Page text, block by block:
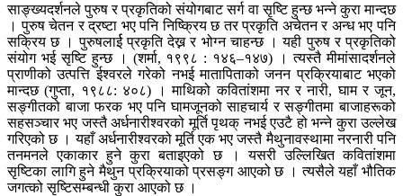
साङ्ख्यदर्शनले पुरुष र प्रकृतिको संयोगबाट सर्ग वा सृष्टि हुन्छ भन्ने कुरा मान्दछ
। पुरुष चेतन र द्रष्टा भए पनि निष्क्रिय छ तर प्रकृति अचेतन र अन्ध भए पनि
सक्रिय छ । पुरुषलार्ई प्रकृति देख्न र भोग्न चाहन्छ । यही पुरुष र प्रकृतिको
संयोग भई सृष्टि हुन्छ । (शर्मा, १९९८ : १४६–१४७) । त्यस्तै मीमांसादर्शनले
प्राणीको उत्पत्ति ईश्वरले गरेको नभई मातापिताको जनन प्रक्रियाबाट भएको
मान्दछ (गुप्ता, १९८८: ४०८) । माथिको कवितांशमा नर र नारी, घाम र जून,
सङ्गीतको बाजा फरक भए पनि घामजूनको साहचार्य र सङ्गीतमा बाजाहरूको
सहसञ्चार भए जस्तै अर्धनारीश्वरको मूर्ति पृथक् नभई एउटै हो भन्ने कुरा उल्लेख
गरिएको छ । यहाँ अर्धनारीश्वरको मूर्ति एक भए जस्तै मैथुनावस्थामा नरनारी पनि
तनमनले एकाकार हुने कुरा बताइएको छ । यसरी उल्लिखित कवितांशमा
सृष्टिका लागि हुने मैथुन प्रक्रियाको प्रसङ्ग आएको छ । त्यसैले यहाँ भौतिक
जगत्को सृष्टिसम्बन्धी कुरा आएको छ ।